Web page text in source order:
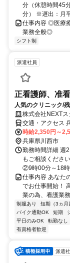
分（休憩時間45
分） ※遅出：月
仕事内容 ◎医療
業務全般◎
シフト制
派遣社員
正看護師、准
人気のクリニック/
株式会社NEXTス
交通・アクセス
時給2,350円～
兵庫県川西市
勤務時間詳細 週
もご相談くださ
②9時00分～18時
仕事内容 あなた
でお仕事開始！
業の為、看護業
制服あり 短期（3ヵ月
バイク通勤OK
短期
平日のみOK
転勤なし
有資格者歓迎
派遣